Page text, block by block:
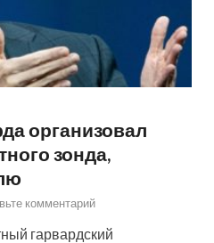
организовал
зонда,
комментарий
гарвардский